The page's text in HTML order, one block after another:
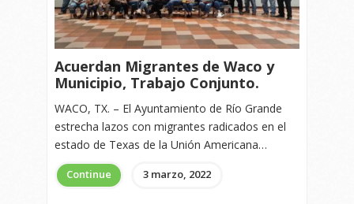
Acuerdan Migrantes de Waco y
Municipio, Trabajo Conjunto.
WACO, TX. – El Ayuntamiento de Río Grande
estrecha lazos con migrantes radicados en el
estado de Texas de la Unión Americana…
Continue 3 marzo, 2022